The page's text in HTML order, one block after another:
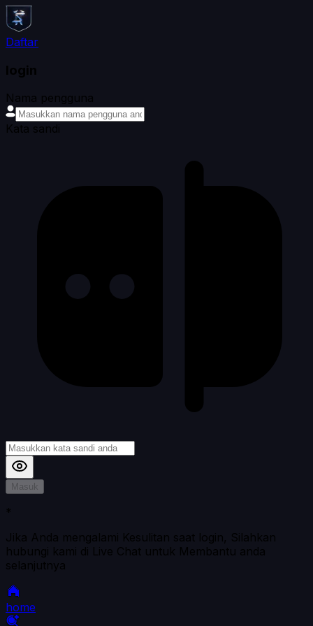
Daftar
login
Nama pengguna
Kata sandi
Masuk
*
Jika Anda mengalami Kesulitan saat login, Silahkan
hubungi kami di Live Chat untuk Membantu anda
selanjutnya
home